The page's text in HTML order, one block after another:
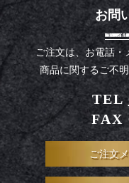
お問
ご注文は、お電話・
商品に関するご不
TEL
FAX
ご注文